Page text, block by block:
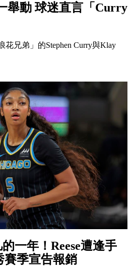
舉動 球迷直言「Curry
花兄弟」的Stephen Curry與Klay
一年！Reese遭逢手
賽季宣告報銷